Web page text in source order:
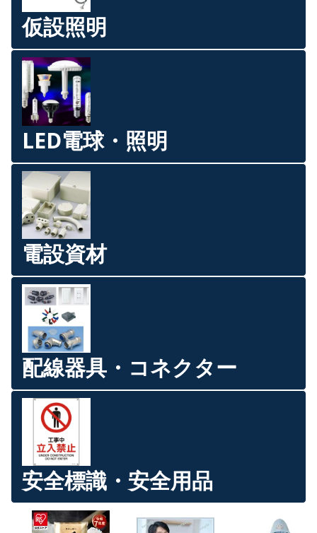
仮設照明
LED電球・照明
電設資材
配線器具・コネクター
安全標識・安全用品